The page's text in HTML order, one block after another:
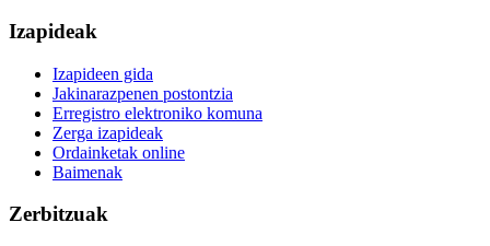
Izapideak
Izapideen gida
Jakinarazpenen postontzia
Erregistro elektroniko komuna
Zerga izapideak
Ordainketak online
Baimenak
Zerbitzuak